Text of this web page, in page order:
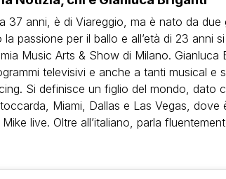
37 anni, è di Viareggio, ma è nato da
la passione per il ballo e all’età di 23 anni
Music Arts & Show di Milano.
televisivi e anche a tanti musical
Si definisce un figlio del mondo, dato
Miami, Dallas e Las Vegas,
live. Oltre all’italiano, parla